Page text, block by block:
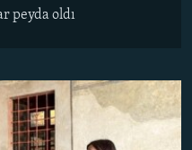
peyda oldı